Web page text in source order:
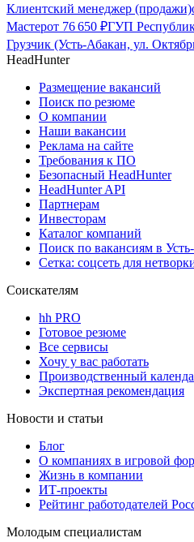
Клиентский менеджер (продажи)
Мастерот 76 650 ₽ГУП
Грузчик (Усть-Абакан, ул.
HeadHunter
Размещение вакансий
Поиск по резюме
О компании
Наши вакансии
Реклама на сайте
Требования к ПО
Безопасный HeadHunter
HeadHunter API
Партнерам
Инвесторам
Каталог компаний
Поиск по вакансиям в
Сетка: соцсеть для
Соискателям
hh PRO
Готовое резюме
Все сервисы
Хочу у вас работать
Производственный
Экспертная рекомендация
Новости и статьи
Блог
О компаниях в игровой
Жизнь в компании
ИТ-проекты
Рейтинг работодателей
Молодым специалистам